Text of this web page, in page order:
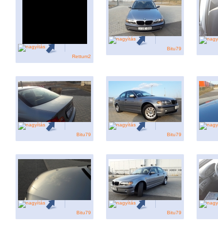
Rettum2
Bitu79
Bitu79 Bitu79
Bitu79 Bitu79